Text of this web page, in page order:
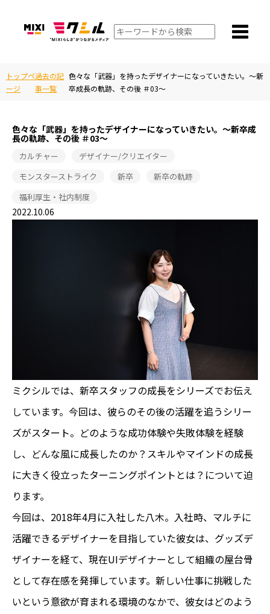
トップペ
ージ
過去の記
事一覧
色々な「武器」を持ったデザイナーになっていきたい。～新
卒成長の軌跡、その後 ＃03～
色々な「武器」を持ったデザイナーになっていきたい。～新卒成
長の軌跡、その後 ＃03～
カルチャー
デザイナー/クリエイター
モンスターストライク
新卒
新卒の軌跡
福利厚生・社内制度
2022.10.06
ミクシルでは、新卒スタッフの成長をシリーズでお伝え
しています。今回は、彼らのその後の活躍を追うシリー
ズがスタート。どのような成功体験や失敗体験を経験
し、どんな風に成長したのか？スキルやマインドの成長
に大きく役立ったターニングポイントとは？について迫
ります。
今回は、2018年4月に入社した八木。入社時、マルチに
活躍できるデザイナーを目指していた彼女は、グッズデ
ザイナーを経て、現在UIデザイナーとして組織の屋台骨
として存在感を発揮しています。新しい仕事に挑戦した
いという意欲が育まれる環境のなかで、彼女はどのよう